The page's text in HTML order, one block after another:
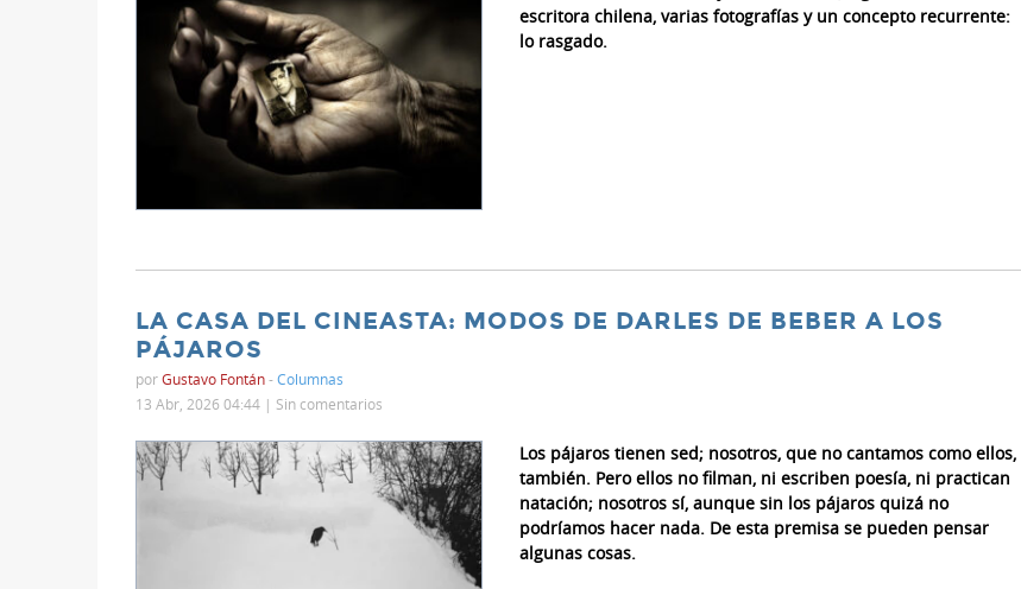
escritora chilena, varias fotografías y un concepto recurrente:
lo rasgado.
LA CASA DEL CINEASTA: MODOS DE DARLES DE BEBER A LOS
PÁJAROS
porGustavo Fontán-Columnas
13 Abr, 2026 04:44 | Sin comentarios
Los pájaros tienen sed; nosotros, que no cantamos como ellos,
también. Pero ellos no filman, ni escriben poesía, ni practican
natación; nosotros sí, aunque sin los pájaros quizá no
podríamos hacer nada. De esta premisa se pueden pensar
algunas cosas.